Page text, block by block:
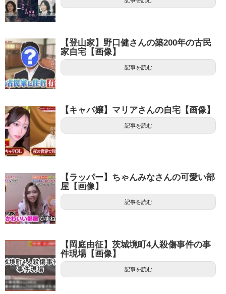
【登山家】野口健さんの築200年の古民
家自宅【画像】
記事を読む
【キャバ嬢】マリアさんの自宅【画像】
記事を読む
【ラッパー】ちゃんみなさんの可愛い部
屋【画像】
記事を読む
【岡庭由征】茨城境町4人殺傷事件の事
件現場【画像】
記事を読む